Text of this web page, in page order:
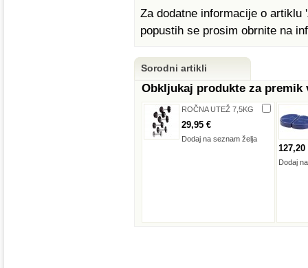
Za dodatne informacije o artiklu
popustih se prosim obrnite na
Sorodni artikli
Obkljukaj produkte za
ROČNA UTEŽ 7,5KG
29,95 €
Dodaj na seznam želja
127,20
Dodaj